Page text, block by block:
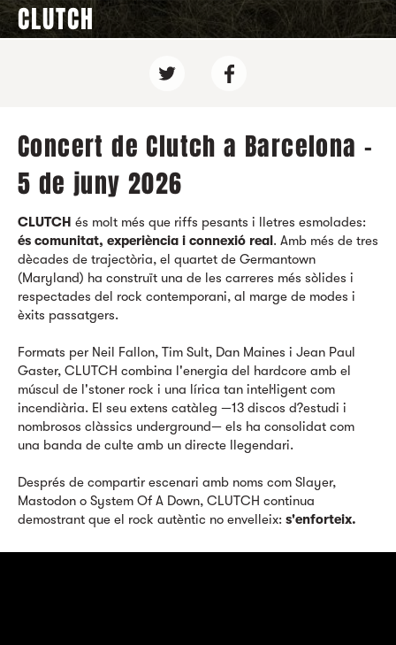
CLUTCH
Concert de Clutch a Barcelona -
5 de juny 2026
CLUTCH és molt més que riffs pesants i lletres esmolades:
és comunitat, experiència i connexió real. Amb més de tres
dècades de trajectòria, el quartet de Germantown
(Maryland) ha construït una de les carreres més sòlides i
respectades del rock contemporani, al marge de modes i
èxits passatgers.
Formats per Neil Fallon, Tim Sult, Dan Maines i Jean Paul
Gaster, CLUTCH combina l'energia del hardcore amb el
múscul de l'stoner rock i una lírica tan intel·ligent com
incendiària. El seu extens catàleg —13 discos d?estudi i
nombrosos clàssics underground— els ha consolidat com
una banda de culte amb un directe llegendari.
Després de compartir escenari amb noms com Slayer,
Mastodon o System Of A Down, CLUTCH continua
demostrant que el rock autèntic no envelleix: s'enforteix.